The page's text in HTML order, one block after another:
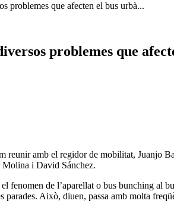
problemes que afecten el bus urbà...
problemes que
reunir amb el regidor de mobilitat, Juanjo
i David Sánchez.
fenomen de l’aparellat o bus bunching
Això, diuen, passa amb molta